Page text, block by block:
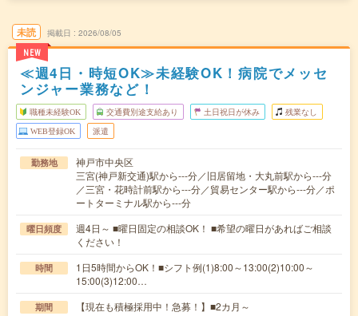
未読
NEW
掲載日 2026/08/05
≪週4日・時短OK≫未経験OK！病院でメッセ
ンジャー業務など！
職種未経験OK 交通費別途支給あり 土日祝日が休み 残業なし
WEB登録OK 派遣
勤務地
神戸市中央区
三宮(神戸新交通)駅から---分／旧居留地・大丸前駅から---分
／三宮・花時計前駅から---分／貿易センター駅から---分／ポ
ートターミナル駅から---分
曜日頻度
週4日～ ■曜日固定の相談OK！ ■希望の曜日があればご相談
ください！
時間
1日5時間からOK！■シフト例(1)8:00～13:00(2)10:00～
15:00(3)12:00…
期間 【現在も積極採用中！急募！】■2カ月～